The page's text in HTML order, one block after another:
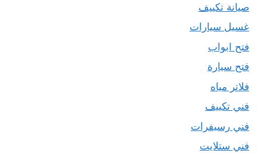
صيانة تكييف
غسيل سيارات
فتح ابواب
فتح سيارة
فلاتر مياه
فني تكييف
فني رسيفرات
فني ستلايت